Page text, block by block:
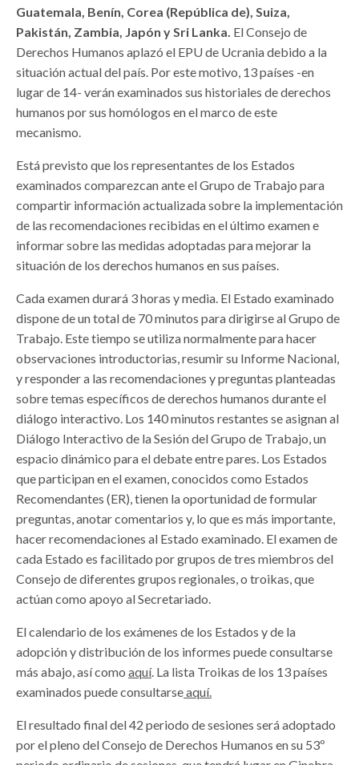
Guatemala, Benín, Corea (República de), Suiza,
Pakistán, Zambia, Japón y Sri Lanka. El Consejo de
Derechos Humanos aplazó el EPU de Ucrania debido a la
situación actual del país. Por este motivo, 13 países -en
lugar de 14- verán examinados sus historiales de derechos
humanos por sus homólogos en el marco de este
mecanismo.
Está previsto que los representantes de los Estados
examinados comparezcan ante el Grupo de Trabajo para
compartir información actualizada sobre la implementación
de las recomendaciones recibidas en el último examen e
informar sobre las medidas adoptadas para mejorar la
situación de los derechos humanos en sus países.
Cada examen durará 3 horas y media. El Estado examinado
dispone de un total de 70 minutos para dirigirse al Grupo de
Trabajo. Este tiempo se utiliza normalmente para hacer
observaciones introductorias, resumir su Informe Nacional,
y responder a las recomendaciones y preguntas planteadas
sobre temas específicos de derechos humanos durante el
diálogo interactivo. Los 140 minutos restantes se asignan al
Diálogo Interactivo de la Sesión del Grupo de Trabajo, un
espacio dinámico para el debate entre pares. Los Estados
que participan en el examen, conocidos como Estados
Recomendantes (ER), tienen la oportunidad de formular
preguntas, anotar comentarios y, lo que es más importante,
hacer recomendaciones al Estado examinado. El examen de
cada Estado es facilitado por grupos de tres miembros del
Consejo de diferentes grupos regionales, o troikas, que
actúan como apoyo al Secretariado.
El calendario de los exámenes de los Estados y de la
adopción y distribución de los informes puede consultarse
más abajo, así como aquí. La lista Troikas de los 13 países
examinados puede consultarseaquí.
El resultado final del 42 periodo de sesiones será adoptado
por el pleno del Consejo de Derechos Humanos en su 53º